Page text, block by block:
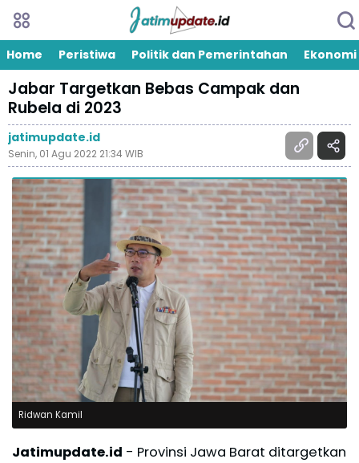
Home Peristiwa Politik dan Pemerintahan Ekonomi
Jabar Targetkan Bebas Campak dan
Rubela di 2023
jatimupdate.id
Senin, 01 Agu 2022 21:34 WIB
Ridwan Kamil
Jatimupdate.id - Provinsi Jawa Barat ditargetkan